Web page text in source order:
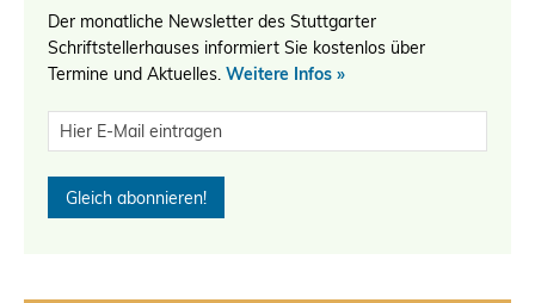
Der monatliche Newsletter des Stuttgarter
Schriftstellerhauses informiert Sie kostenlos über
Termine und Aktuelles. Weitere Infos »